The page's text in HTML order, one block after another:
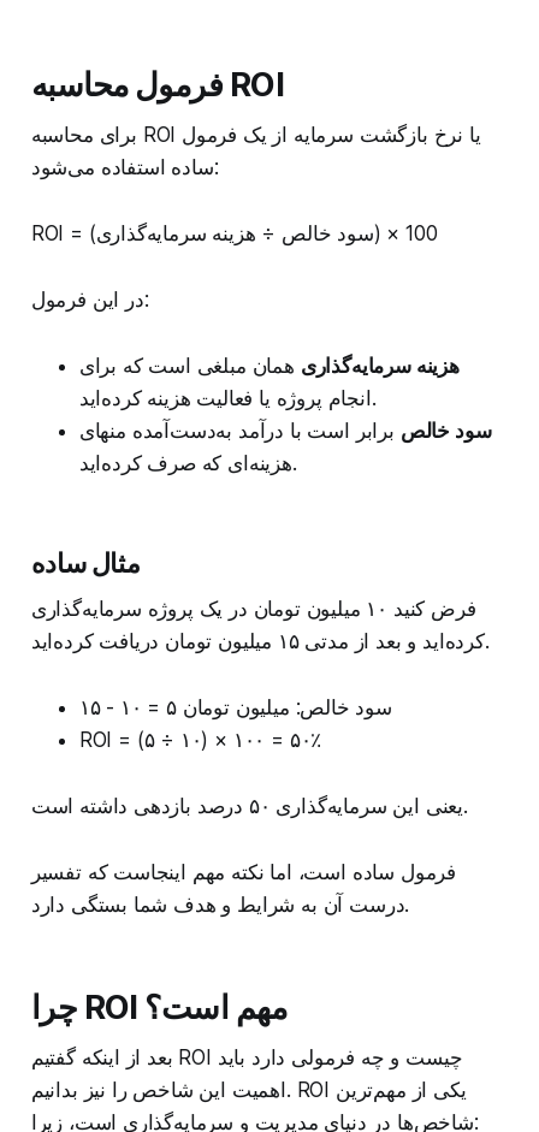
فرمول محاسبه ROI
برای محاسبه ROI یا نرخ بازگشت سرمایه از یک فرمول
ساده استفاده می‌شود:
ROI = (سود خالص ÷ هزینه سرمایه‌گذاری) × 100
در این فرمول:
هزینه سرمایه‌گذاری همان مبلغی است که برای
انجام پروژه یا فعالیت هزینه کرده‌اید.
سود خالص برابر است با درآمد به‌دست‌آمده منهای
هزینه‌ای که صرف کرده‌اید.
مثال ساده
فرض کنید ۱۰ میلیون تومان در یک پروژه سرمایه‌گذاری
کرده‌اید و بعد از مدتی ۱۵ میلیون تومان دریافت کرده‌اید.
ROI = (۵ ÷ ۱۰) × ۱۰۰ = ۵۰٪
یعنی این سرمایه‌گذاری ۵۰ درصد بازدهی داشته است.
فرمول ساده است، اما نکته مهم اینجاست که تفسیر
درست آن به شرایط و هدف شما بستگی دارد.
چرا ROI مهم است؟
بعد از اینکه گفتیم ROI چیست و چه فرمولی دارد باید
اهمیت این شاخص را نیز بدانیم. ROI یکی از مهم‌ترین
شاخص‌ها در دنیای مدیریت و سرمایه‌گذاری است، زیرا: